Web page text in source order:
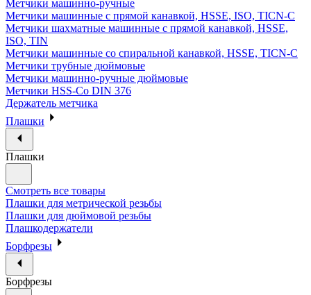
Метчики машинно-ручные
Метчики машинные с прямой канавкой, HSSE, ISO, TICN-C
Метчики шахматные машинные с прямой канавкой, HSSE,
ISO, TIN
Метчики машинные со спиральной канавкой, HSSE, TICN-C
Метчики трубные дюймовые
Метчики машинно-ручные дюймовые
Метчики HSS-Co DIN 376
Держатель метчика
Плашки
Плашки
Смотреть все товары
Плашки для метрической резьбы
Плашки для дюймовой резьбы
Плашкодержатели
Борфрезы
Борфрезы